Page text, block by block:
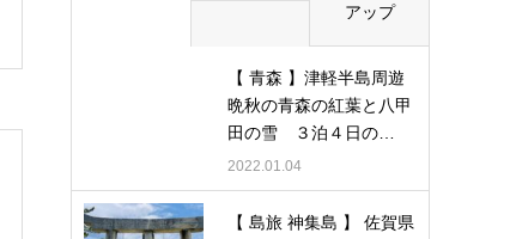
アップ
【 青森 】津軽半島周遊
晩秋の青森の紅葉と八甲
田の雪 ３泊４日の…
2022.01.04
【 島旅 神集島 】 佐賀県